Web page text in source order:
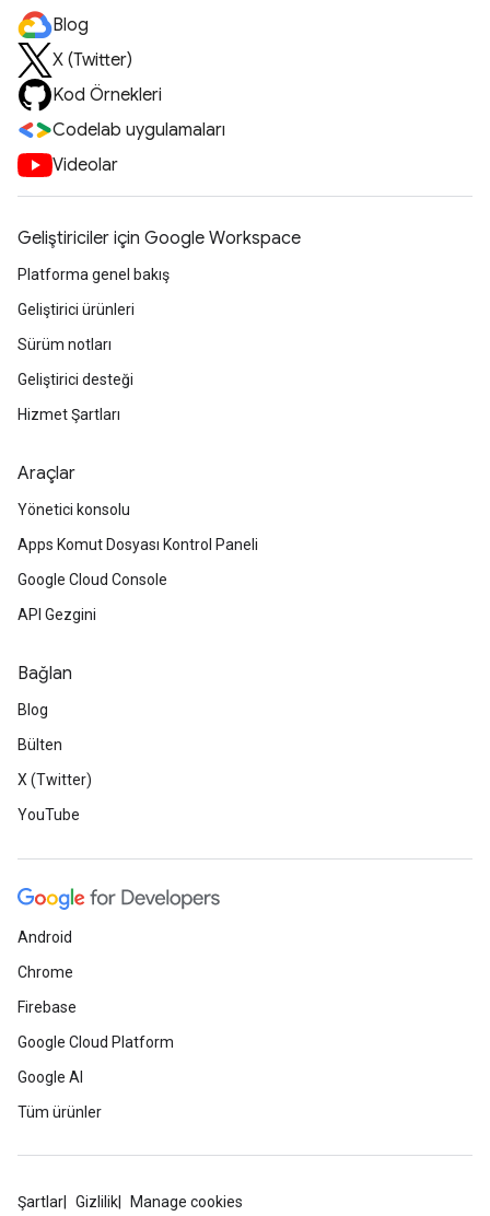
Blog
X (Twitter)
Kod Örnekleri
Codelab uygulamaları
Videolar
Geliştiriciler için Google Workspace
Platforma genel bakış
Geliştirici ürünleri
Sürüm notları
Geliştirici desteği
Hizmet Şartları
Araçlar
Yönetici konsolu
Apps Komut Dosyası Kontrol Paneli
Google Cloud Console
API Gezgini
Bağlan
Blog
Bülten
X (Twitter)
YouTube
Android
Chrome
Firebase
Google Cloud Platform
Google AI
Tüm ürünler
Şartlar Gizlilik Manage cookies